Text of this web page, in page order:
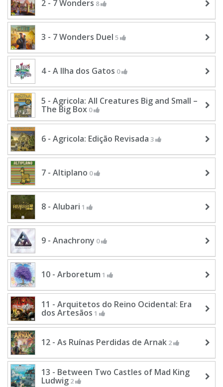
2 - 7 Wonders 8
3 - 7 Wonders Duel 5
4 - A Ilha dos Gatos 0
5 - Agricola: All Creatures Big and Small –
The Big Box 0
6 - Agricola: Edição Revisada 3
7 - Altiplano 0
8 - Alubari 1
9 - Anachrony 0
10 - Arboretum 1
11 - Arquitetos do Reino Ocidental: Era
dos Artesãos 1
12 - As Ruínas Perdidas de Arnak 2
13 - Between Two Castles of Mad King
Ludwig 2